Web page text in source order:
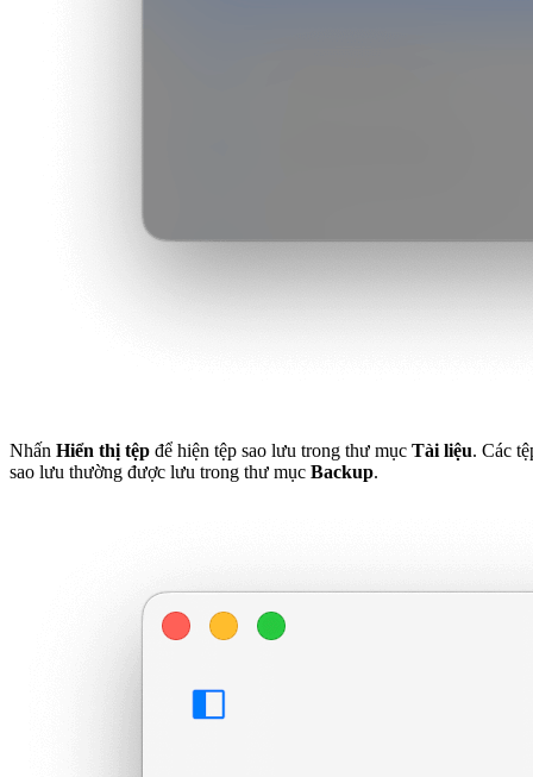
Nhấn Hiển thị tệp để hiện tệp sao lưu trong thư mục Tài liệu. Các
sao lưu thường được lưu trong thư mục Backup.